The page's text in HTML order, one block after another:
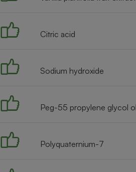
Citric acid
Sodium hydroxide
Peg-55 propylene glycol
Polyquaternium-7